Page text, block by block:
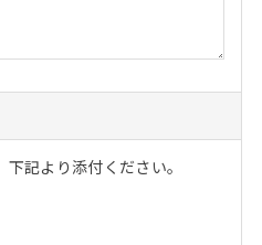
記より添付ください。